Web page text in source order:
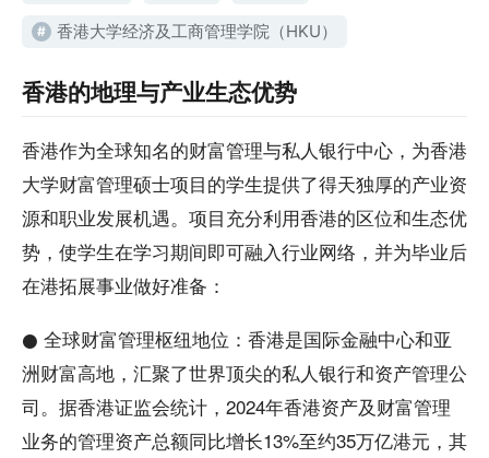
# 香港大学经济及工商管理学院（HKU）
香港的地理与产业生态优势
香港作为全球知名的财富管理与私人银行中心，为香港
大学财富管理硕士项目的学生提供了得天独厚的产业资
源和职业发展机遇。项目充分利用香港的区位和生态优
势，使学生在学习期间即可融入行业网络，并为毕业后
在港拓展事业做好准备：
● 全球财富管理枢纽地位：香港是国际金融中心和亚
洲财富高地，汇聚了世界顶尖的私人银行和资产管理公
司。据香港证监会统计，2024年香港资产及财富管理
业务的管理资产总额同比增长13%至约35万亿港元，其